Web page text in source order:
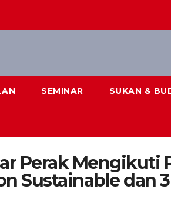
SEMINAR SUKAN &
Perak
Sustainable dan